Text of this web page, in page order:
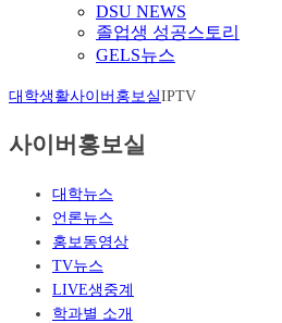
DSU NEWS
졸업생 성공스토리
GELS뉴스
대학생활사이버홍보실IPTV
사이버홍보실
대학뉴스
언론뉴스
홍보동영상
TV뉴스
LIVE생중계
학과별 소개